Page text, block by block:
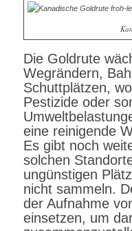
Die Goldrute
Wegrändern,
Schuttplätzen,
Pestizide oder
eine reinigende
Es gibt noch
solchen
ungünstigen
nicht sammeln.
der Aufnahme
einsetzen, um